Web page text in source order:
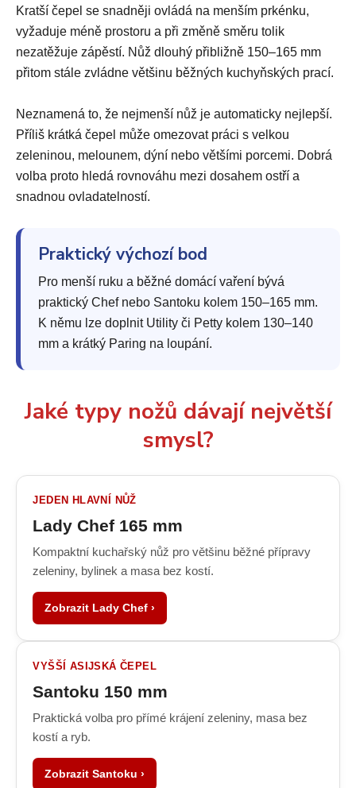
Kratší čepel se snadněji ovládá na menším prkénku,
vyžaduje méně prostoru a při změně směru tolik
nezatěžuje zápěstí. Nůž dlouhý přibližně 150–165 mm
přitom stále zvládne většinu běžných kuchyňských prací.
Neznamená to, že nejmenší nůž je automaticky nejlepší.
Příliš krátká čepel může omezovat práci s velkou
zeleninou, melounem, dýní nebo většími porcemi. Dobrá
volba proto hledá rovnováhu mezi dosahem ostří a
snadnou ovladatelností.
Praktický výchozí bod
Pro menší ruku a běžné domácí vaření bývá
praktický Chef nebo Santoku kolem 150–165 mm.
K němu lze doplnit Utility či Petty kolem 130–140
mm a krátký Paring na loupání.
Jaké typy nožů dávají největší
smysl?
JEDEN HLAVNÍ NŮŽ
Lady Chef 165 mm
Kompaktní kuchařský nůž pro většinu běžné přípravy
zeleniny, bylinek a masa bez kostí.
Zobrazit Lady Chef ›
VYŠŠÍ ASIJSKÁ ČEPEL
Santoku 150 mm
Praktická volba pro přímé krájení zeleniny, masa bez
kostí a ryb.
Zobrazit Santoku ›